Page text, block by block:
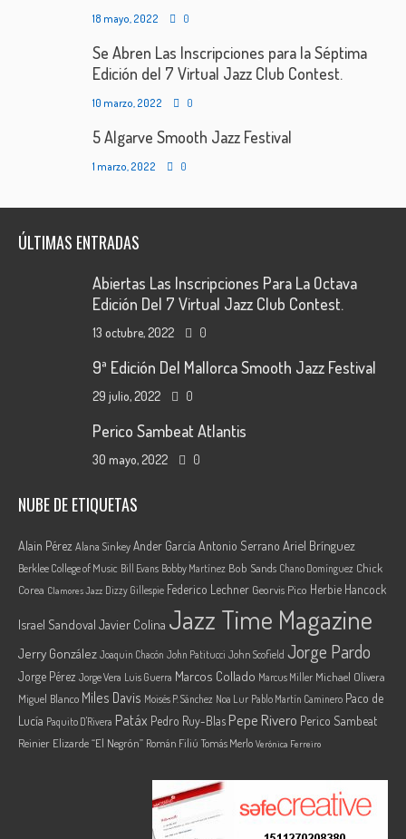
18 mayo, 2022 0
Se Abren Las Inscripciones para la Séptima
Edición del 7 Virtual Jazz Club Contest.
10 marzo, 2022 0
5 Algarve Smooth Jazz Festival
1 marzo, 2022 0
ÚLTIMAS ENTRADAS
Abiertas Las Inscripciones Para La Octava
Edición Del 7 Virtual Jazz Club Contest.
13 octubre, 2022 0
9ª Edición Del Mallorca Smooth Jazz Festival
29 julio, 2022 0
Perico Sambeat Atlantis
30 mayo, 2022 0
NUBE DE ETIQUETAS
Alain Pérez Alana SinkeyAnder García Antonio Serrano Ariel Brínguez
Berklee College of Music Bill Evans Bobby Martínez Bob Sands Chano Domínguez Chick
Corea Clamores Jazz Dizzy Gillespie Federico Lechner Georvis Pico Herbie Hancock
Israel Sandoval Javier Colina Jazz Time Magazine
Jerry González Joaquin Chacón John Patitucci John Scofield Jorge Pardo
Jorge Pérez Jorge Vera Luis Guerra Marcos Collado Marcus Miller Michael Olivera
Miguel Blanco Miles Davis Moisés P. Sánchez Noa Lur Pablo Martín Caminero Paco de
Lucía Paquito D'Rivera Patáx Pedro Ruy-Blas Pepe Rivero Perico Sambeat
Reinier Elizarde “El Negrón” Román Filiú Tomás Merlo Verónica Ferreiro